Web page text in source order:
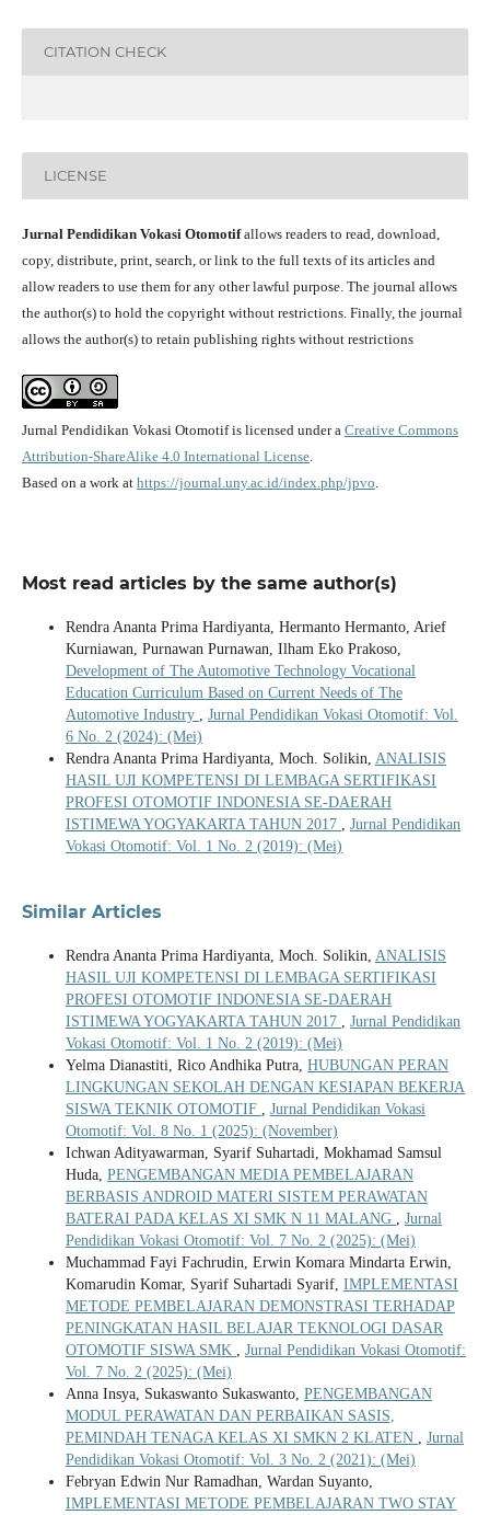
CITATION CHECK
LICENSE
Jurnal Pendidikan Vokasi Otomotifallows readers to read, download,
copy, distribute, print, search, or link to the full texts of its articles and
allow readers to use them for any other lawful purpose. The journal allows
the author(s) to hold the copyright without restrictions. Finally, the journal
allows the author(s) to retain publishing rights without restrictions
Jurnal Pendidikan Vokasi Otomotif is licensed under a Creative Commons
Attribution-ShareAlike 4.0 International License.
Based on a work at https://journal.uny.ac.id/index.php/jpvo
Most read articles by the same author(s)
Rendra Ananta Prima Hardiyanta, Hermanto Hermanto, Arief
Kurniawan, Purnawan Purnawan, Ilham Eko Prakoso,
Development of The Automotive Technology Vocational
Education Curriculum Based on Current Needs of The
Automotive Industry
Jurnal Pendidikan Vokasi Otomotif: Vol.
6 No. 2 (2024): (Mei)
Rendra Ananta Prima Hardiyanta, Moch. Solikin, ANALISIS
HASIL UJI KOMPETENSI DI LEMBAGA SERTIFIKASI
PROFESI OTOMOTIF INDONESIA SE-DAERAH
ISTIMEWA YOGYAKARTA TAHUN 2017
Jurnal Pendidikan
Vokasi Otomotif: Vol. 1 No. 2 (2019): (Mei)
Similar Articles
Rendra Ananta Prima Hardiyanta, Moch. Solikin, ANALISIS
HASIL UJI KOMPETENSI DI LEMBAGA SERTIFIKASI
PROFESI OTOMOTIF INDONESIA SE-DAERAH
ISTIMEWA YOGYAKARTA TAHUN 2017
Jurnal Pendidikan
Vokasi Otomotif: Vol. 1 No. 2 (2019): (Mei)
Yelma Dianastiti, Rico Andhika Putra, HUBUNGAN PERAN
LINGKUNGAN SEKOLAH DENGAN KESIAPAN BEKERJA
SISWA TEKNIK OTOMOTIF
Jurnal Pendidikan Vokasi
Otomotif: Vol. 8 No. 1 (2025): (November)
Ichwan Adityawarman, Syarif Suhartadi, Mokhamad Samsul
Huda, PENGEMBANGAN MEDIA PEMBELAJARAN
BERBASIS ANDROID MATERI SISTEM PERAWATAN
BATERAI PADA KELAS XI SMK N 11 MALANG
Jurnal
Pendidikan Vokasi Otomotif: Vol. 7 No. 2 (2025): (Mei)
Muchammad Fayi Fachrudin, Erwin Komara Mindarta Erwin,
Komarudin Komar, Syarif Suhartadi Syarif, IMPLEMENTASI
METODE PEMBELAJARAN DEMONSTRASI TERHADAP
PENINGKATAN HASIL BELAJAR TEKNOLOGI DASAR
OTOMOTIF SISWA SMK
Jurnal Pendidikan Vokasi Otomotif:
Vol. 7 No. 2 (2025): (Mei)
Anna Insya, Sukaswanto Sukaswanto, PENGEMBANGAN
MODUL PERAWATAN DAN PERBAIKAN SASIS,
PEMINDAH TENAGA KELAS XI SMKN 2 KLATEN
Jurnal
Pendidikan Vokasi Otomotif: Vol. 3 No. 2 (2021): (Mei)
Febryan Edwin Nur Ramadhan, Wardan Suyanto,
IMPLEMENTASI METODE PEMBELAJARAN TWO STAY